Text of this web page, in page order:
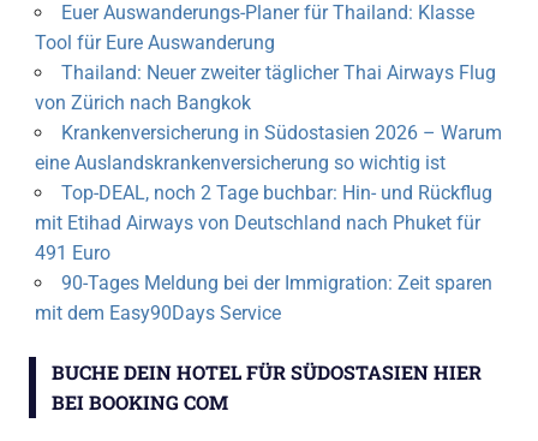
Euer Auswanderungs-Planer für Thailand: Klasse
Tool für Eure Auswanderung
Thailand: Neuer zweiter täglicher Thai Airways Flug
von Zürich nach Bangkok
Krankenversicherung in Südostasien 2026 – Warum
eine Auslandskrankenversicherung so wichtig ist
Top-DEAL, noch 2 Tage buchbar: Hin- und Rückflug
mit Etihad Airways von Deutschland nach Phuket für
491 Euro
90-Tages Meldung bei der Immigration: Zeit sparen
mit dem Easy90Days Service
BUCHE DEIN HOTEL FÜR SÜDOSTASIEN HIER
BEI BOOKING COM